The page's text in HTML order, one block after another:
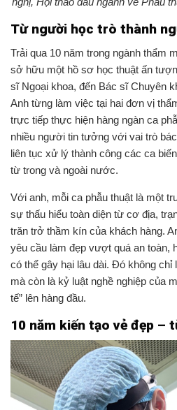
Từ người học trò thành
Trải qua 10 năm trong ngành thẩm
sở hữu một hồ sơ học thuật ấn
sĩ Ngoại khoa, đến Bác sĩ Chuyên
Anh từng làm việc tại hai đơn vị
trực tiếp thực hiện hàng ngàn ca
nhiều người tin tưởng với vai trò
liên tục xử lý thành công các ca
từ trong và ngoài nước.
Với anh, mỗi ca phẫu thuật là một
sự thấu hiểu toàn diện từ cơ địa,
trăn trở thầm kín của khách hàng.
yêu cầu làm đẹp vượt quá an toàn,
có thể gây hại lâu dài. Đó không chỉ
mà còn là kỷ luật nghề nghiệp của
tế” lên hàng đầu.
10 năm kiến tạo vẻ đẹp –